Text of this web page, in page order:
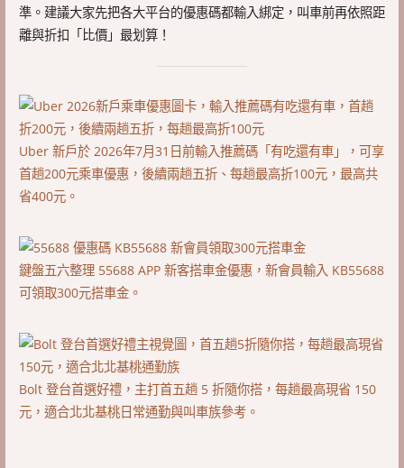
準。建議大家先把各大平台的優惠碼都輸入綁定，叫車前再依照距
離與折扣「比價」最划算！
Uber 新戶於 2026年7月31日前輸入推薦碼「有吃還有車」，可享
首趟200元乘車優惠，後續兩趟五折、每趟最高折100元，最高共
省400元。
鍵盤五六整理 55688 APP 新客搭車金優惠，新會員輸入 KB55688
可領取300元搭車金。
Bolt 登台首選好禮，主打首五趟 5 折隨你搭，每趟最高現省 150
元，適合北北基桃日常通勤與叫車族參考。